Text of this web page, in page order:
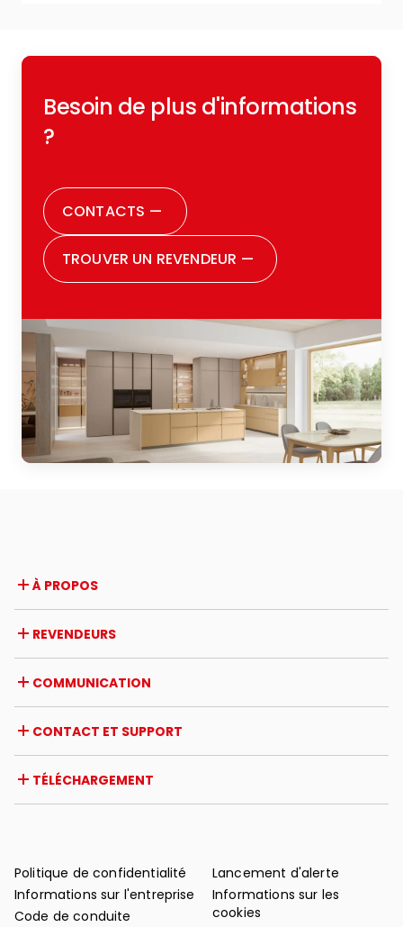
extrêmement fonctionnelle, conçue pour
quotidiennes. Un remerciement spécial à
Roberto qui m’a accompagnée (et
supportée !) pendant une année entière
attention, m’aidant à prendre chaque
décision avec sérénité. Aujourd’hui je peux
dire être pleinement satisfaite de tous les
choix que j’ai faits. Je souhaite remercier
parce qu’ils sont incontestablement une
grande famille, et cela se perçoit dès la
première rencontre. Ils vous font sentir
acceptée, écoutée, et suivie avec soin
durant toutes les phases du parcours. Je
conseille vivement à quiconque est en
train de penser à rénover sa cuisine ou à
Besoin de plus d'informations
?
CONTACTS —
TROUVER UN REVENDEUR —
À PROPOS
Prix et reconnaissances
Opportunités de carrière
Certifications
REVENDEURS
Étranger
Initiatives des revendeurs
COMMUNICATION
Actualités
Revue de presse
CONTACT ET SUPPORT
Garantie
Support après-vente
TÉLÉCHARGEMENT
Politique de confidentialité
Informations sur l'entreprise
Code de conduite
Lancement d'alerte
Informations sur les
cookies